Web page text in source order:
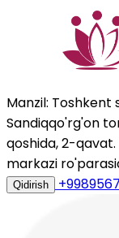
Manzil: Toshkent
Sandiqqo'rg'on
qoshida, 2-
markazi
Qidirish